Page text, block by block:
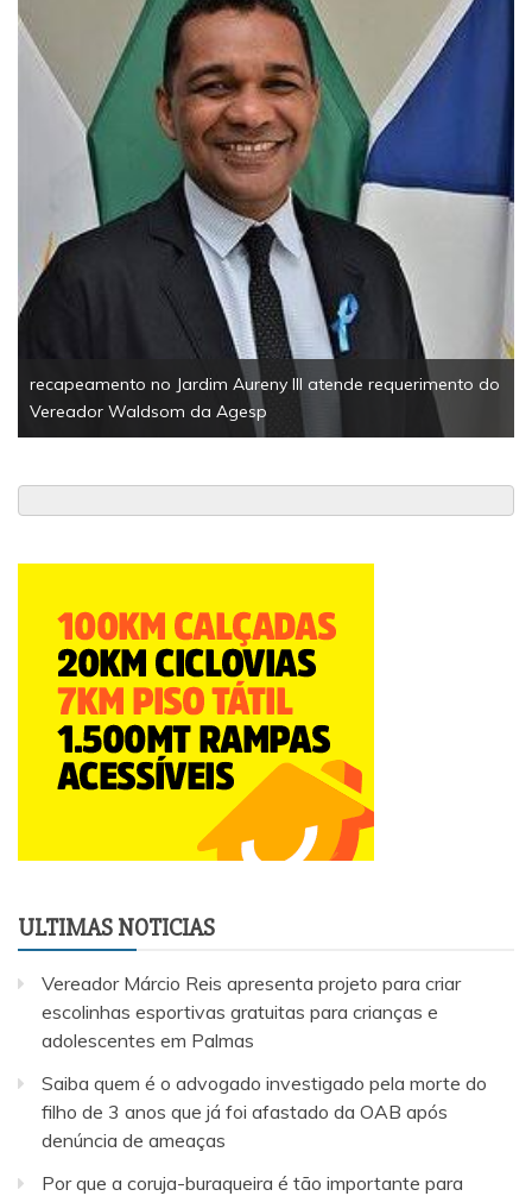
EsportesSolidariedade1ª Corrida Solidária da Câmara de
Palmas reúne 200 participantes e arrecada mais de meia
tonelada de alimentos
ULTIMAS NOTICIAS
Vereador Márcio Reis apresenta projeto para criar
escolinhas esportivas gratuitas para crianças e
adolescentes em Palmas
Saiba quem é o advogado investigado pela morte do
filho de 3 anos que já foi afastado da OAB após
denúncia de ameaças
Por que a coruja-buraqueira é tão importante para